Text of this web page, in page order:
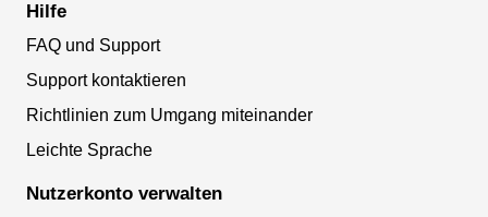
Hilfe
FAQ und Support
Support kontaktieren
Richtlinien zum Umgang miteinander
Leichte Sprache
Nutzerkonto verwalten